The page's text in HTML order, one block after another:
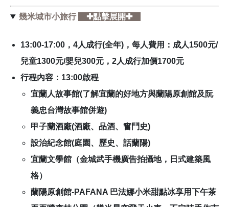
幾米城市小旅行 ✚點擊展開✚
13:00-17:00，4人成行(全年)，每人費用：成人1500元/
兒童1300元/嬰兒300元，2人成行加價1700元
行程內容：13:00啟程
宜蘭人故事館(了解宜蘭的好地方與蘭陽原創館及阮
義忠台灣故事館併遊)
甲子蘭酒廠(酒廠、品酒、奮鬥史)
設治紀念館(庭園、歷史、話蘭陽)
宜蘭文學館（金城武手機廣告拍攝地，日式建築風
格）
蘭陽原創館-PAFANA 巴法娜小米甜點冰享用下午茶